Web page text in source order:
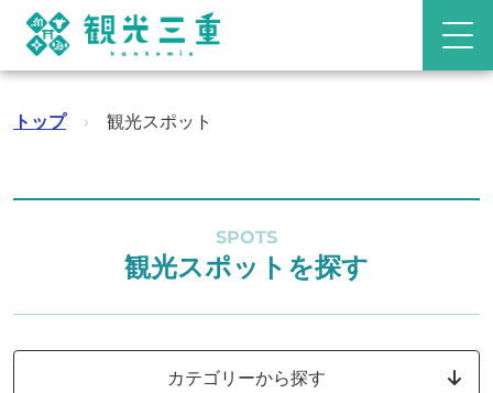
トップ › 観光スポット
SPOTS
観光スポットを探す
カテゴリーから探す